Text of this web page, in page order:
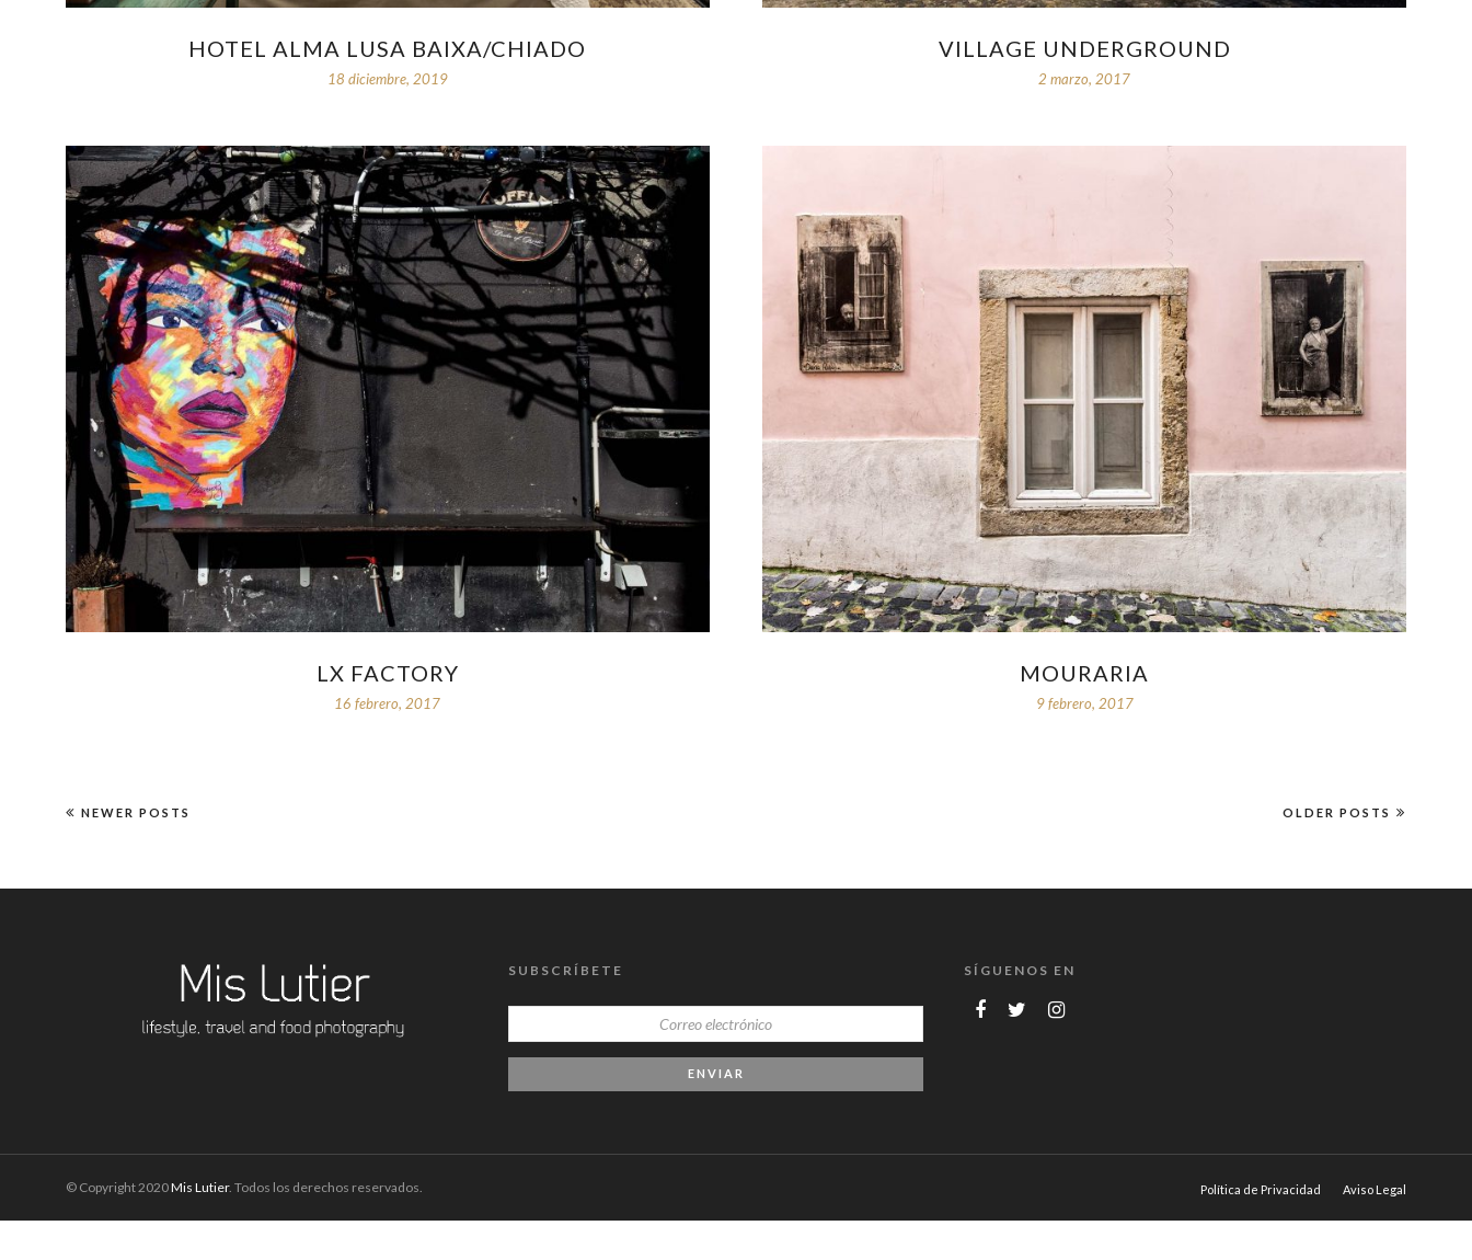
HOTEL ALMA LUSA BAIXA/CHIADO
18 diciembre, 2019
VILLAGE UNDERGROUND
2 marzo, 2017
LX FACTORY
16 febrero, 2017
MOURARIA
9 febrero, 2017
NEWER POSTS OLDER POSTS
SUBSCRÍBETE SÍGUENOS EN
Política de Privacidad Aviso Legal
© Copyright 2020Mis Lutier. Todos los derechos reservados.